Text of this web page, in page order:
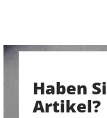
Haben
Artikel?